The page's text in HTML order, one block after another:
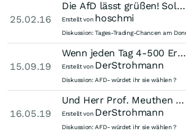
25.02.16
Die AfD lässt grüßen! Solche unmenschlichen Kommentare tun echt weh. Quo...
Erstellt von hoschmi
Diskussion:
15.09.19
Wenn jeden Tag 4-500 Erstanträge auf Asyl gestellt werden, wenn jedes Jahr...
Erstellt von DerStrohmann
Diskussion:AFD- würdet ihr sie wählen ?
16.05.19
Und Herr Prof. Meuthen wird sie alle dank seiner guten Argumente in die...
Erstellt von DerStrohmann
Diskussion:AFD- würdet ihr sie wählen ?